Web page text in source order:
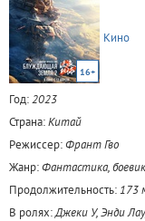
16+
Кино
Год:2023
Страна:Китай
Режиссер:Франт Гво
Жанр:Фантастика, боевик
Продолжительность: 173
В ролях:Джеки У, Энди